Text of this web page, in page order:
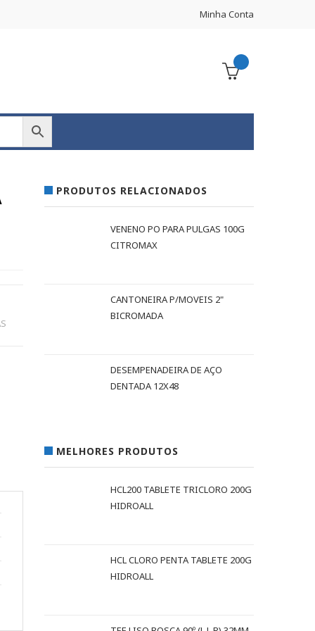
Minha Conta
PRODUTOS RELACIONADOS
VENENO PO PARA PULGAS 100G
CITROMAX
CANTONEIRA P/MOVEIS 2"
BICROMADA
DESEMPENADEIRA DE AÇO
DENTADA 12X48
MELHORES PRODUTOS
HCL200 TABLETE TRICLORO 200G
HIDROALL
HCL CLORO PENTA TABLETE 200G
HIDROALL